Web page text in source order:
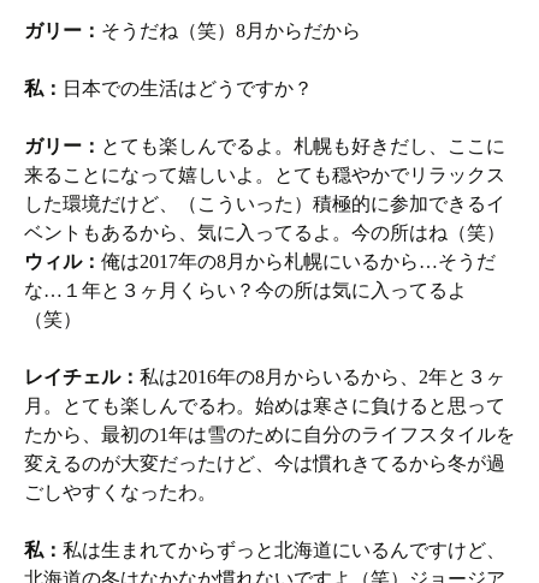
ガリー： そうだね（笑）8月からだから
私： 日本での生活はどうですか？
ガリー： とても楽しんでるよ。札幌も好きだし、ここに
来ることになって嬉しいよ。とても穏やかでリラックス
した環境だけど、（こういった）積極的に参加できるイ
ベントもあるから、気に入ってるよ。今の所はね（笑）
ウィル： 俺は2017年の8月から札幌にいるから…そうだ
な…１年と３ヶ月くらい？今の所は気に入ってるよ
（笑）
レイチェル： 私は2016年の8月からいるから、2年と３ヶ
月。とても楽しんでるわ。始めは寒さに負けると思って
たから、最初の1年は雪のために自分のライフスタイルを
変えるのが大変だったけど、今は慣れきてるから冬が過
ごしやすくなったわ。
私： 私は生まれてからずっと北海道にいるんですけど、
北海道の冬はなかなか慣れないですよ（笑）ジョージア